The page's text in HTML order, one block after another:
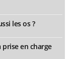
les os ?
en charge